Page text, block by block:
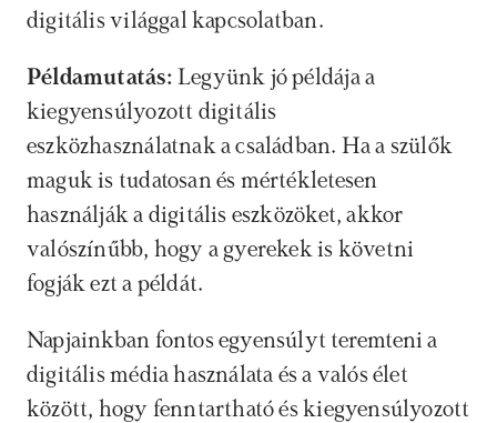
digitális világgal kapcsolatban.
Példamutatás: Legyünk jó példája a
kiegyensúlyozott digitális
eszközhasználatnak a családban. Ha a szülők
maguk is tudatosan és mértékletesen
használják a digitális eszközöket, akkor
valószínűbb, hogy a gyerekek is követni
fogják ezt a példát.
Napjainkban fontos egyensúlyt teremteni a
digitális média használata és a valós élet
között, hogy fenntartható és kiegyensúlyozott